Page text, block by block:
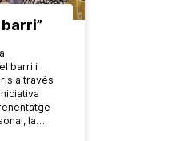
barri i
a través
la…